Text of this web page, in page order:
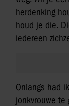
herdenking
houd je die.
iedereen
Onlangs had
jonkvrouwe te